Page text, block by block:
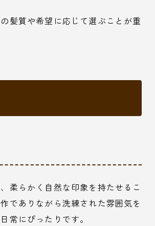
髪質や希望に応じて選ぶことが重
柔らかく自然な印象を持たせるこ
でありながら洗練された雰囲気を
常にぴったりです。